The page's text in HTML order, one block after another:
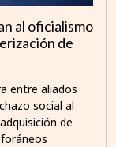
al oficialismo
de
entre aliados
social al
de